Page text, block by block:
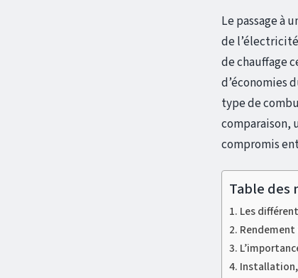
Le passage à
de
de chauffage
d’économies
type de
comparaison,
compromis
Table des
Les